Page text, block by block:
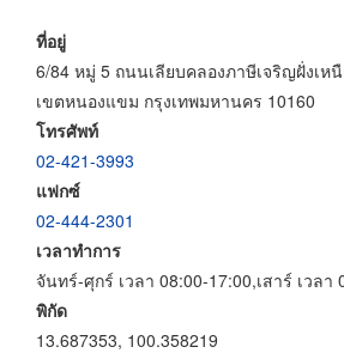
ที่อยู่
6/84 หมู่ 5 ถนนเลียบคลองภาษีเจริญฝั่งเห
เขตหนองแขม กรุงเทพมหานคร 10160
โทรศัพท์
02-421-3993
แฟกซ์
02-444-2301
เวลาทำการ
จันทร์-ศุกร์ เวลา 08:00-17:00,เสาร์ เวลา
พิกัด
13.687353, 100.358219